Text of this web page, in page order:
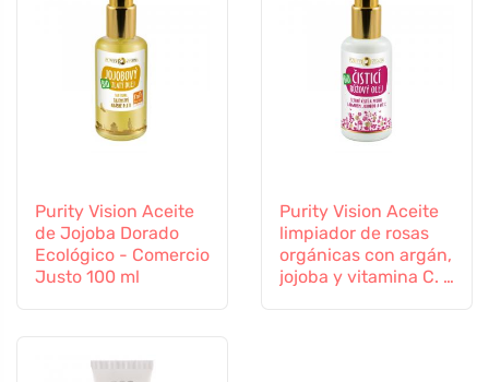
Purity Vision Aceite
de Jojoba Dorado
Ecológico - Comercio
Justo 100 ml
Purity Vision Aceite
limpiador de rosas
orgánicas con argán,
jojoba y vitamina C. E